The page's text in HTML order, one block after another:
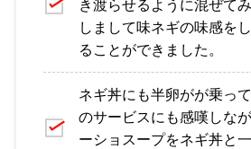
き渡らせるように混ぜて
しまして味ネギの味感を
ることができました。
ネギ丼にも半卵がが乗っ
のサービスにも感嘆しな
ーショスープをネギ丼と